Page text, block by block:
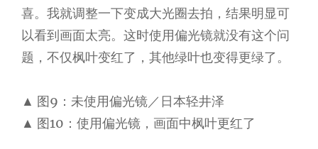
喜。我就调整一下变成大光圈去拍，结果明显可
以看到画面太亮。这时使用偏光镜就没有这个问
题，不仅枫叶变红了，其他绿叶也变得更绿了。
▲ 图9：未使用偏光镜／日本轻井泽
▲ 图10：使用偏光镜，画面中枫叶更红了